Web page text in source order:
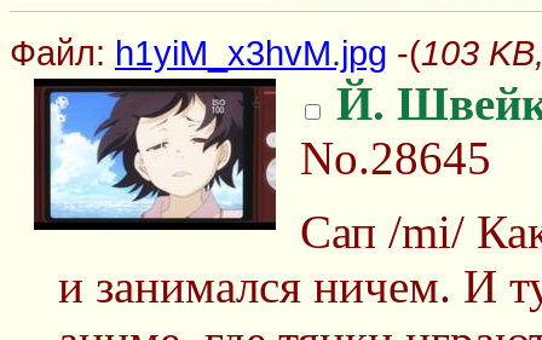
Файл: h1yiM_x3hvM.jpg -(103
Й.
No.28645
Сап /mi/
и занимался ничем. И